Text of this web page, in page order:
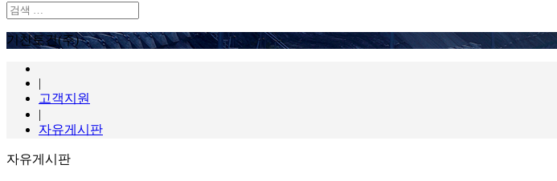
기찬토건(주)
|
고객지원
|
자유게시판
자유게시판